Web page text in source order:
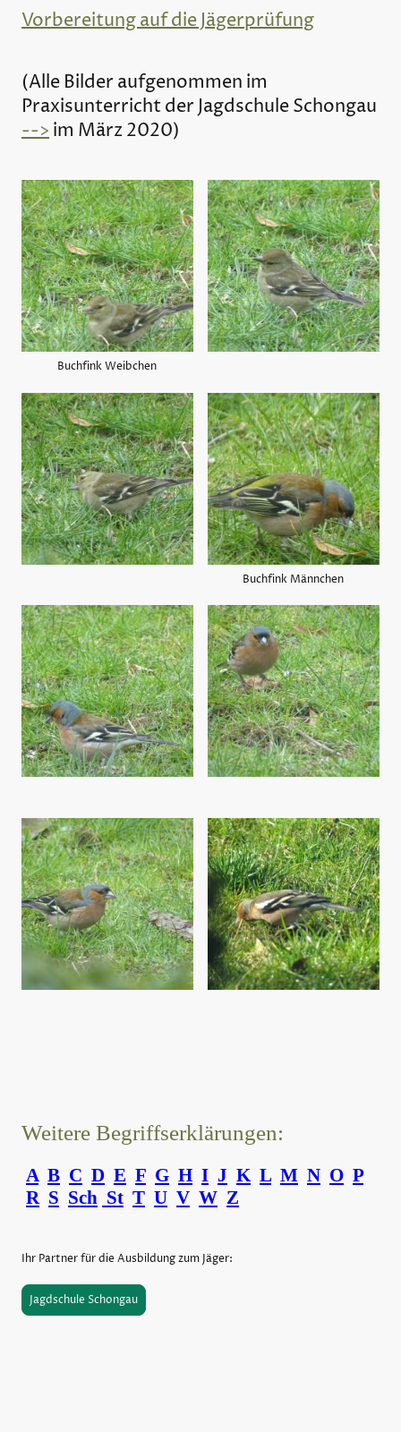
Vorbereitung auf die Jägerprüfung
(Alle Bilder aufgenommen im
Praxisunterricht der Jagdschule Schongau
-->im März 2020)
Buchfink Weibchen
Buchfink Männchen
Weitere Begriffserklärungen:
A B C D E F G H I J K L M N O P
R S Sch St T U V W Z
Ihr Partner für die Ausbildung zum Jäger:
Jagdschule Schongau